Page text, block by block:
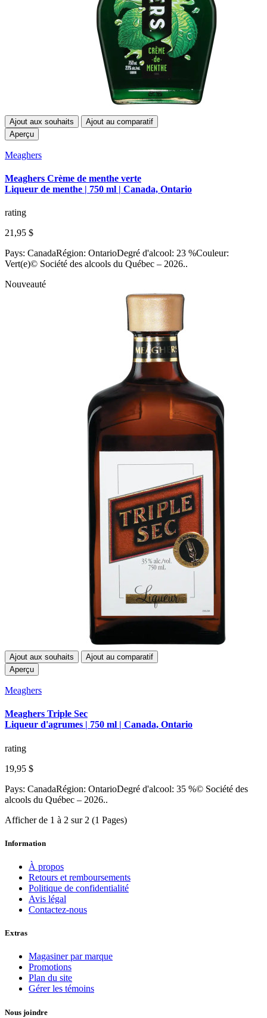
Ajout aux souhaits
Ajout au comparatif
Aperçu
Meaghers
Meaghers Crème de menthe verte
Liqueur de menthe | 750 ml | Canada, Ontario
rating
21,95 $
Pays: CanadaRégion: OntarioDegré d'alcool: 23 %Couleur:
Vert(e)© Société des alcools du Québec – 2026..
Nouveauté
Ajout aux souhaits
Ajout au comparatif
Aperçu
Meaghers
Meaghers Triple Sec
Liqueur d'agrumes | 750 ml | Canada, Ontario
rating
19,95 $
Pays: CanadaRégion: OntarioDegré d'alcool: 35 %© Société des
alcools du Québec – 2026..
Afficher de 1 à 2 sur 2 (1 Pages)
Information
À propos
Retours et remboursements
Politique de confidentialité
Avis légal
Contactez-nous
Extras
Magasiner par marque
Promotions
Plan du site
Gérer les témoins
Nous joindre